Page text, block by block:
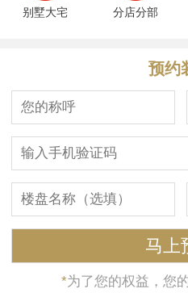
别墅大宅 分店分部
预约
*为了您的权益，您